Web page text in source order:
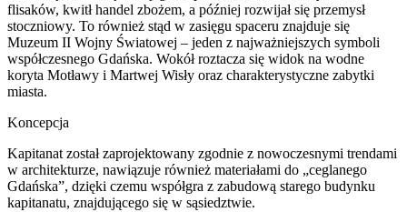
flisaków, kwitł handel zbożem, a później rozwijał się przemysł
stoczniowy. To również stąd w zasięgu spaceru znajduje się
Muzeum II Wojny Światowej – jeden z najważniejszych symboli
współczesnego Gdańska. Wokół roztacza się widok na wodne
koryta Motławy i Martwej Wisły oraz charakterystyczne zabytki
miasta.
Koncepcja
Kapitanat został zaprojektowany zgodnie z nowoczesnymi trendami
w architekturze, nawiązuje również materiałami do „ceglanego
Gdańska”, dzięki czemu współgra z zabudową starego budynku
kapitanatu, znajdującego się w sąsiedztwie.